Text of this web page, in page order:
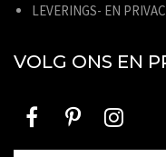
LEVERINGS- EN
VOLG ONS EN